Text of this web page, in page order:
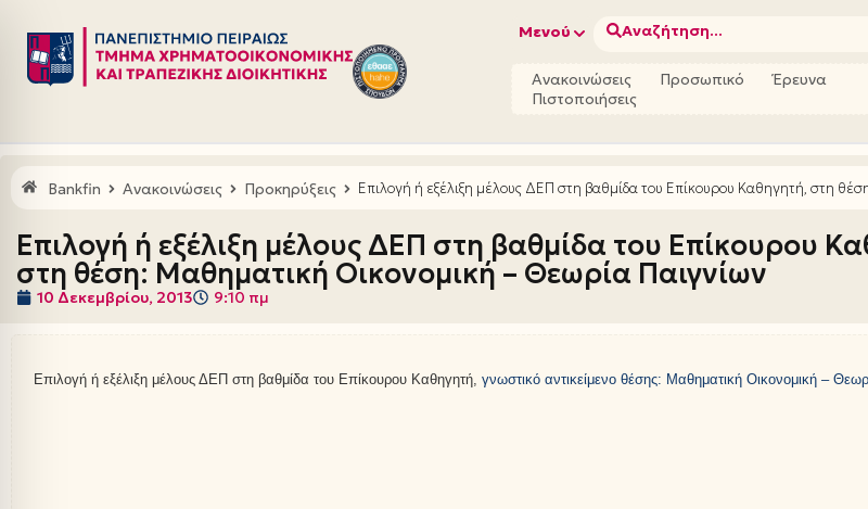
Μεταπηδήστε
στο
Μενού Αναζήτηση...
Ανακοινώσεις Προσωπικό
Έρευνα
Πιστοποιήσεις
Bankfin Ανακοινώσεις Προκηρύξεις Επιλογή ή εξέλιξη μέλους ΔΕΠ στη βαθμίδα του Επίκουρου Καθηγητή, στη
Επιλογή ή εξέλιξη μέλους ΔΕΠ στη βαθμίδα του Επίκουρου
στη θέση: Μαθηματική Οικονομική – Θεωρία Παιγνίων
10 Δεκεμβρίου, 2013 9:10 πμ
Επιλογή ή εξέλιξη μέλους ΔΕΠ στη βαθμίδα του Επίκουρου Καθηγητή, γνωστικό αντικείμενο θέσης: Μαθηματική Οικονομική –